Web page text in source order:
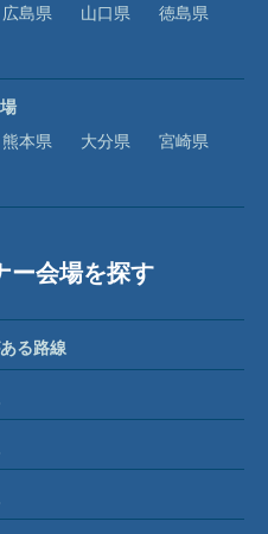
広島県 山口県
徳島県
熊本県 大分県
宮崎県
ー会場を探す
る路線